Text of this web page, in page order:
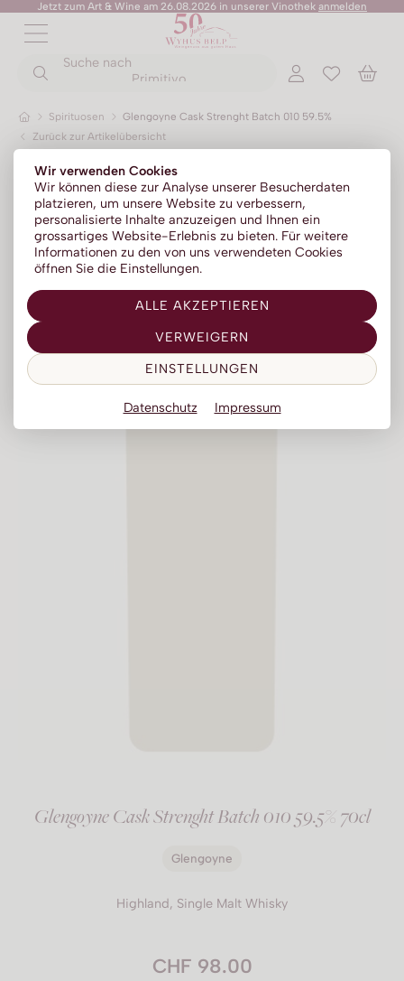
Wir verwenden Cookies
Wir können diese zur Analyse unserer Besucherdaten
platzieren, um unsere Website zu verbessern,
personalisierte Inhalte anzuzeigen und Ihnen ein
grossartiges Website-Erlebnis zu bieten. Für weitere
Informationen zu den von uns verwendeten Cookies
öffnen Sie die Einstellungen.
ALLE AKZEPTIEREN
VERWEIGERN
EINSTELLUNGEN
Datenschutz Impressum
Jetzt zum Art & Wine am 26.08.2026 in unserer Vinothek anmelden
Suche nach
Spumante
Primitivo
Spirituosen
Glengoyne Cask Strenght Batch 010 59.5%
Zurück zur Artikelübersicht
Glengoyne Cask Strenght Batch 010 59.5% 70cl
Glengoyne
Highland, Single Malt Whisky
CHF 98.00
ZURÜCK
Rotweine
Weissweine
Roséweine
Dessertweine
Fine Wines
Südweine
ZURÜCK
Champagner
Prosecco
Franciacorta
Sparkling
Méthode traditionelle
ZURÜCK
No Alc - Sparkling
No Alc - Stillwein
No Alc - Aperitif
No Alc - RTD Mixgetränke
Low Alc - Sparkling
Low Alc - Stillwein
ZURÜCK
Sommer-Sale
ZURÜCK
Senza Parole
Kylie Minogue Wines
Elton John Zero
AZZERIO
Tosone
Mavrio
Silentium